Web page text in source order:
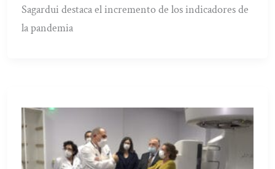
Sagardui destaca el incremento de los indicadores de
la pandemia